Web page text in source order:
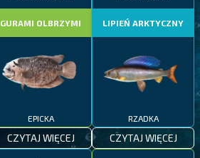
GURAMI OLBRZYMI
EPICKA
CZYTAJ WIĘCEJ
LIPIEŃ ARKTYCZNY
RZADKA
CZYTAJ WIĘCEJ